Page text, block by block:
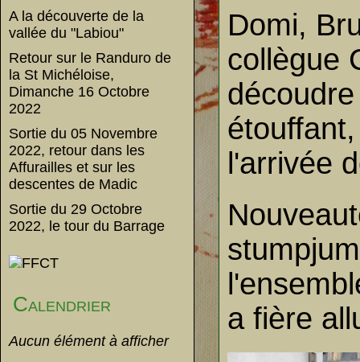
A la découverte de la
vallée du "Labiou"
Retour sur le Randuro de
la St Michéloise,
Dimanche 16 Octobre
2022
Sortie du 05 Novembre
2022, retour dans les
Affurailles et sur les
descentes de Madic
Sortie du 29 Octobre
2022, le tour du Barrage
Calendrier
Aucun élément à afficher
Domi,
collègue
l'arrivée
a fière